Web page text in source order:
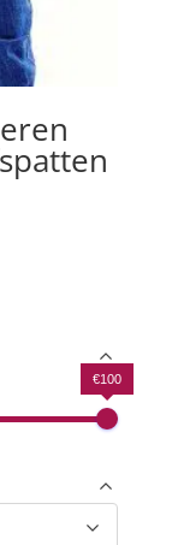
€100